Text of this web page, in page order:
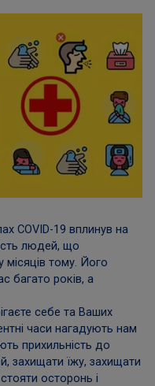
COVID-19 вплинув на
людей, що
тому. Його
багато років, а
себе та Ваших
часи нагадують нам
прихильність до
захищати їжу, захищати
осторонь і